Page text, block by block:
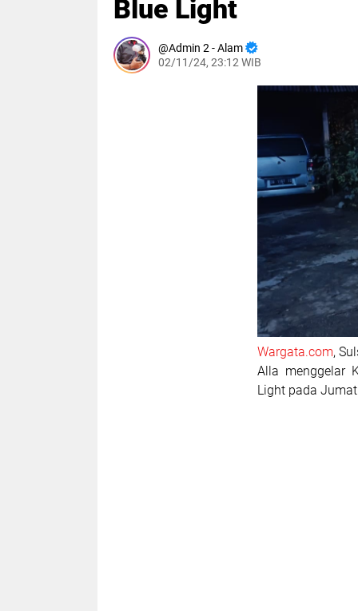
Blue Light
Admin 2 - Alam
02/11/24, 23:12 WIB
Wargata.com,
Alla menggelar
Light pada